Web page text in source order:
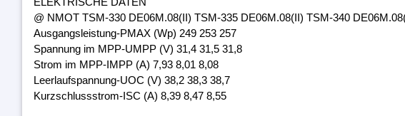
@ NMOT TSM-330 DE06M.08(II) TSM-335 DE06M.08(II) TSM-340
Ausgangsleistung-PMAX (Wp) 249 253 257
Spannung im MPP-UMPP (V) 31,4 31,5 31,8
Strom im MPP-IMPP (A) 7,93 8,01 8,08
Leerlaufspannung-UOC (V) 38,2 38,3 38,7
Kurzschlussstrom-ISC (A) 8,39 8,47 8,55